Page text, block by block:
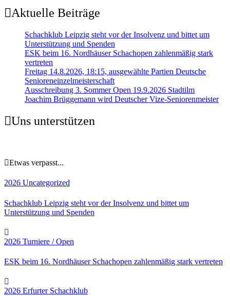
Aktuelle Beiträge
Schachklub Leipzig steht vor der Insolvenz und bittet um
Unterstützung und Spenden
ESK beim 16. Nordhäuser Schachopen zahlenmäßig stark
vertreten
Freitag 14.8.2026, 18:15, ausgewählte Partien Deutsche
Senioreneinzelmeisterschaft
Ausschreibung 3. Sommer Open 19.9.2026 Stadtilm
Joachim Brüggemann wird Deutscher Vize-Seniorenmeister
Uns unterstützen
Etwas verpasst...
2026 Uncategorized
Schachklub Leipzig steht vor der Insolvenz und bittet um
Unterstützung und Spenden
2026 Turniere / Open
ESK beim 16. Nordhäuser Schachopen zahlenmäßig stark vertreten
2026 Erfurter Schachklub